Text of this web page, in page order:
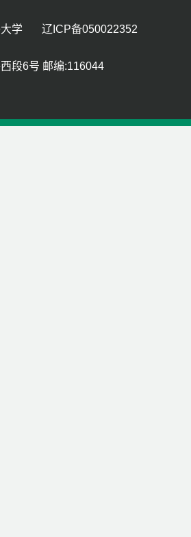
大学 辽ICP备050022352
段6号 邮编:116044